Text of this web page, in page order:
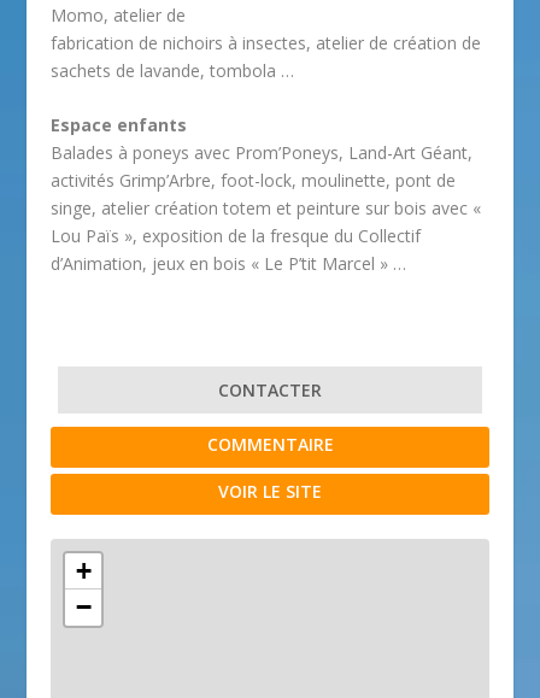
Momo, atelier de
fabrication de nichoirs à insectes, atelier de création de
sachets de lavande, tombola …
Espace enfants
Balades à poneys avec Prom’Poneys, Land-Art Géant,
activités Grimp’Arbre, foot-lock, moulinette, pont de
singe, atelier création totem et peinture sur bois avec «
Lou Païs », exposition de la fresque du Collectif
d’Animation, jeux en bois « Le P’tit Marcel » …
CONTACTER
COMMENTAIRE
VOIR LE SITE
+
−